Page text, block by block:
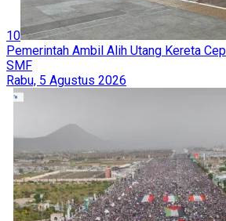
10
Pemerintah Ambil Alih Utang Kereta
SMF
Rabu, 5 Agustus 2026